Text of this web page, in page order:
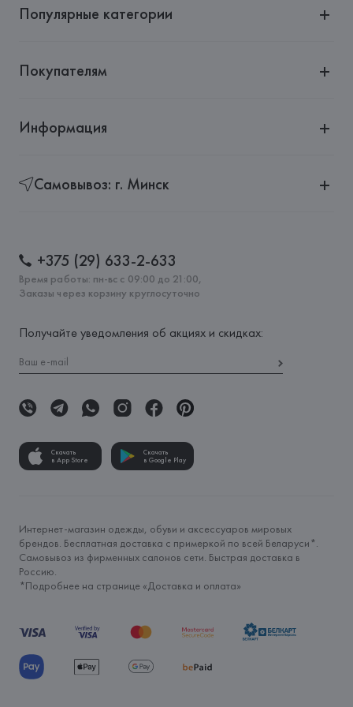
Популярные категории
Покупателям
Информация
Самовывоз: г. Минск
+375 (29) 633-2-633
Время работы: пн-вс с 09:00 до 21:00,
Заказы через корзину круглосуточно
Получайте уведомления об акциях и скидках:
Скачать
в App Store
Скачать
в Google Play
Интернет-магазин одежды, обуви и аксессуаров мировых
брендов. Бесплатная доставка с примеркой по всей Беларуси*.
Самовывоз из фирменных салонов сети. Быстрая доставка в
Россию.
*Подробнее на странице «Доставка и оплата»